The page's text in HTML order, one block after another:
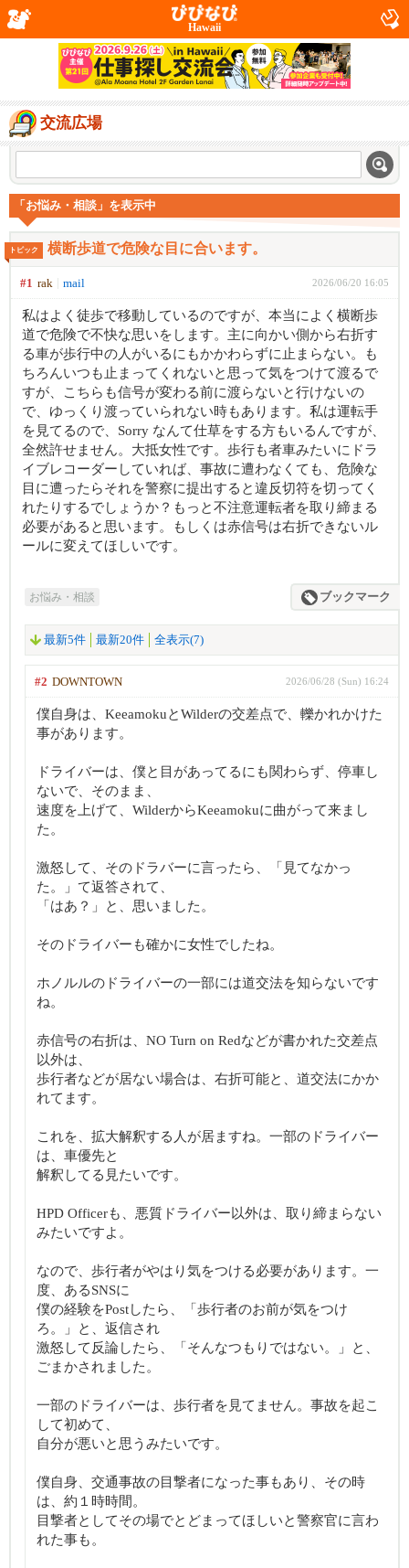
Hawaii
交流広場
「お悩み・相談」を表示中
トピック 横断歩道で危険な目に合います。
#1 rak mail 2026/06/20 16:05
私はよく徒歩で移動しているのですが、本当によく横断歩
道で危険で不快な思いをします。主に向かい側から右折す
る車が歩行中の人がいるにもかかわらずに止まらない。も
ちろんいつも止まってくれないと思って気をつけて渡るで
すが、こちらも信号が変わる前に渡らないと行けないの
で、ゆっくり渡っていられない時もあります。私は運転手
を見てるので、Sorry なんて仕草をする方もいるんですが、
全然許せません。大抵女性です。歩行も者車みたいにドラ
イブレコーダーしていれば、事故に遭わなくても、危険な
目に遭ったらそれを警察に提出すると違反切符を切ってく
れたりするでしょうか？もっと不注意運転者を取り締まる
必要があると思います。もしくは赤信号は右折できないル
ールに変えてほしいです。
お悩み・相談 ブックマーク
最新5件 最新20件 全表示(7)
#2 DOWNTOWN 2026/06/28 (Sun) 16:24
僕自身は、KeeamokuとWilderの交差点で、轢かれかけた
事があります。
ドライバーは、僕と目があってるにも関わらず、停車し
ないで、そのまま、
速度を上げて、WilderからKeeamokuに曲がって来まし
た。
激怒して、そのドラバーに言ったら、「見てなかっ
た。」て返答されて、
「はあ？」と、思いました。
そのドライバーも確かに女性でしたね。
ホノルルのドライバーの一部には道交法を知らないです
ね。
赤信号の右折は、NO Turn on Redなどが書かれた交差点
以外は、
歩行者などが居ない場合は、右折可能と、道交法にかか
れてます。
これを、拡大解釈する人が居ますね。一部のドライバー
は、車優先と
解釈してる見たいです。
HPD Officerも、悪質ドライバー以外は、取り締まらない
みたいですよ。
なので、歩行者がやはり気をつける必要があります。一
度、あるSNSに
僕の経験をPostしたら、「歩行者のお前が気をつけ
ろ。」と、返信され
激怒して反論したら、「そんなつもりではない。」と、
ごまかされました。
一部のドライバーは、歩行者を見てません。事故を起こ
して初めて、
自分が悪いと思うみたいです。
僕自身、交通事故の目撃者になった事もあり、その時
は、約１時時間。
目撃者としてその場でとどまってほしいと警察官に言わ
れた事も。